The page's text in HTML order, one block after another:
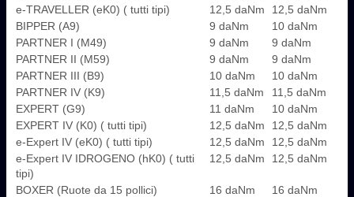
e-TRAVELLER (eK0) ( tutti tipi)
12,5 daNm
12,5 daNm
BIPPER (A9)
9 daNm
10 daNm
PARTNER I (M49)
9 daNm
9 daNm
PARTNER II (M59)
9 daNm
9 daNm
PARTNER III (B9)
10 daNm
10 daNm
PARTNER IV (K9)
11,5 daNm
11,5 daNm
EXPERT (G9)
11 daNm
10 daNm
EXPERT IV (K0) ( tutti tipi)
12,5 daNm
12,5 daNm
e-Expert IV (eK0) ( tutti tipi)
12,5 daNm
12,5 daNm
e-Expert IV IDROGENO (hK0) ( tutti
tipi)
12,5 daNm 12,5 daNm
BOXER (Ruote da 15 pollici) 16 daNm
16 daNm